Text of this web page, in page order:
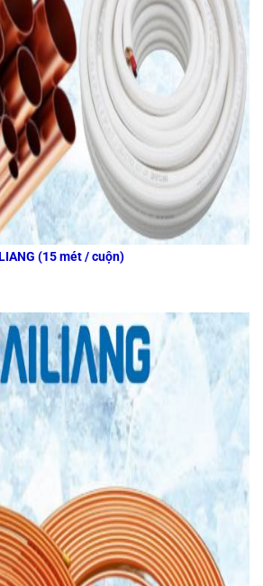
(15 mét / cuộn)